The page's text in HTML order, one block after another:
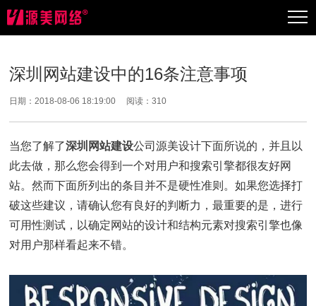
深圳网站建设中的16条注意事项
日期：2018-08-06 18:19:00 阅读：310
当您了解了深圳网站建设公司源美设计下面所说的，并且以
此去做，那么您会得到一个对用户和搜索引擎都很友好网
站。然而下面所列出的条目并不是硬性准则。如果您选择打
破这些建议，请确认您有良好的判断力，最重要的是，进行
可用性测试，以确定网站的设计和结构元素对搜索引擎也像
对用户那样看起来不错。